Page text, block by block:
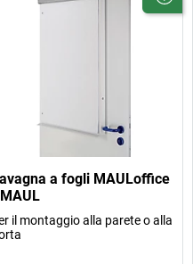
a fogli MAULoffice
il montaggio alla parete o alla